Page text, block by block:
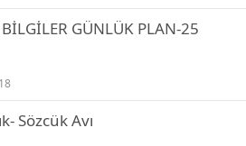
GÜNLÜK PLAN-25
Sözcük Avı